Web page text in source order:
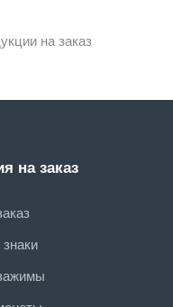
на заказ
на заказ